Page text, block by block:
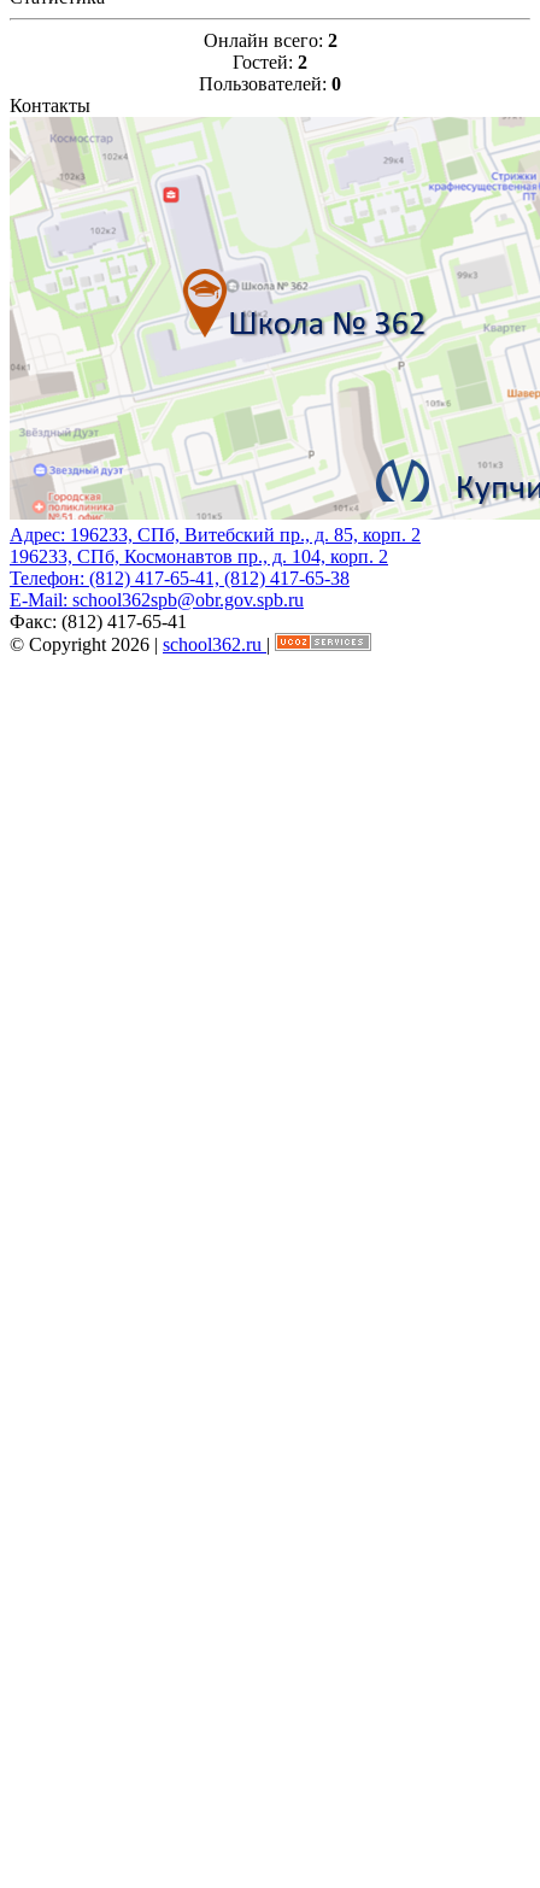
Онлайн всего: 2
Гостей: 2
Пользователей: 0
Контакты
Адрес: 196233, СПб, Витебский пр., д. 85, корп. 2
196233, СПб, Космонавтов пр., д. 104, корп. 2
Телефон: (812) 417-65-41, (812) 417-65-38
E-Mail: school362spb@obr.gov.spb.ru
Факс: (812) 417-65-41
© Copyright 2026 | school362.ru |